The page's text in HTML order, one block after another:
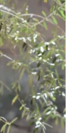
Add to
wishlist